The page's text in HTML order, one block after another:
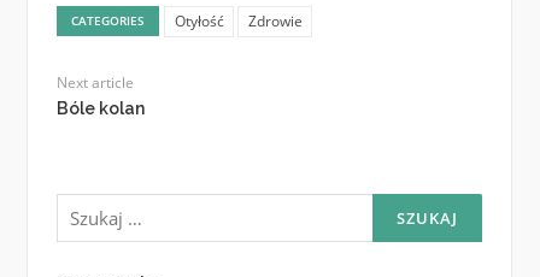
CATEGORIES Otyłość Zdrowie
Next article
Bóle kolan
Szukaj: